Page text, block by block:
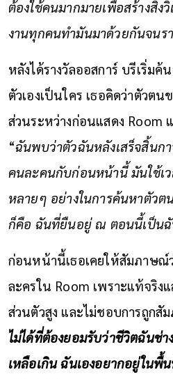
ต้องใช้คนมากมายเพื่อสร้างสิ่ง
งานทุกคนทำมันมาด้วยกันจนร
หลังได้รางวัลออสการ์ บรีเริ่มค้
ตัวเองเป็นใคร เธอคิดว่าตัวตน
ส่วนระหว่างก่อนแสดง Room
“ฉันพบว่าตัวฉันหลังเสร็จสิ้นก
คนละคนกับก่อนหน้านี้ มันใช้เ
หลายๆ อย่างในการค้นหาตัว
ก็คือ ฉันที่ยืนอยู่ ณ ตอนนี้เป็น
ก่อนหน้านี้เธอเคยให้สัมภาษณ์
ละครใน Room เพราะแท้จริง
ส่วนตัวสูง และไม่ชอบการถูกสั
ไม่ได้ที่ต้องยอมรับว่าชีวิตฉันช่า
เหลือเกิน ฉันเองอยากอยู่ในพื้